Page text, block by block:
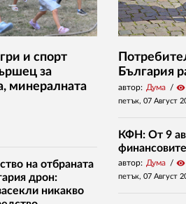
и спорт
за
минералната
на отбраната
дрон:
никакво
България
автор: Дума visibility
петък, 07 Август
КФН: От 9
автор: Дума visibility
петък, 07 Август